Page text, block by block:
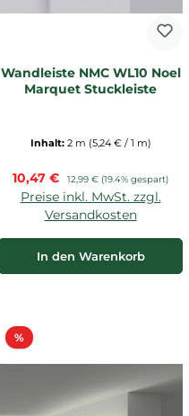
Wandleiste NMC WL10 Noel
Marquet Stuckleiste
Inhalt: 2 m (5,24 € / 1 m)
Verkaufspreis:
10,47 € Regulärer Preis:
12,99 € (19.4% gespart)
Preise inkl. MwSt. zzgl.
Versandkosten
In den Warenkorb
%Rabatt